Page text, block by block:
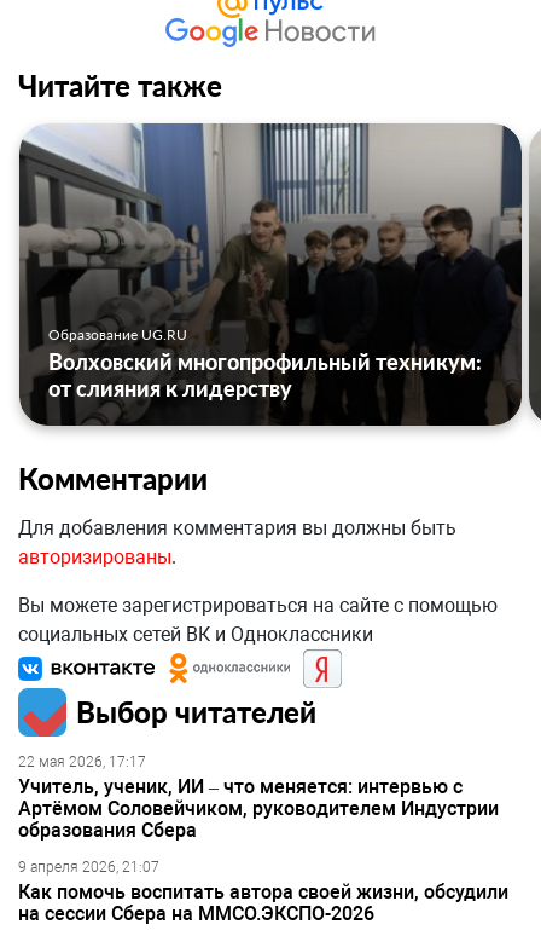
Читайте также
Образование UG.RU
Волховский многопрофильный техникум:
от слияния к лидерству
Комментарии
Для добавления комментария вы должны быть
авторизированы.
Вы можете зарегистрироваться на сайте с помощью
социальных сетей ВК и Одноклассники
Выбор читателей
22 мая 2026, 17:17
Учитель, ученик, ИИ – что меняется: интервью с
Артёмом Соловейчиком, руководителем Индустрии
образования Сбера
9 апреля 2026, 21:07
Как помочь воспитать автора своей жизни, обсудили
на сессии Сбера на ММСО.ЭКСПО-2026